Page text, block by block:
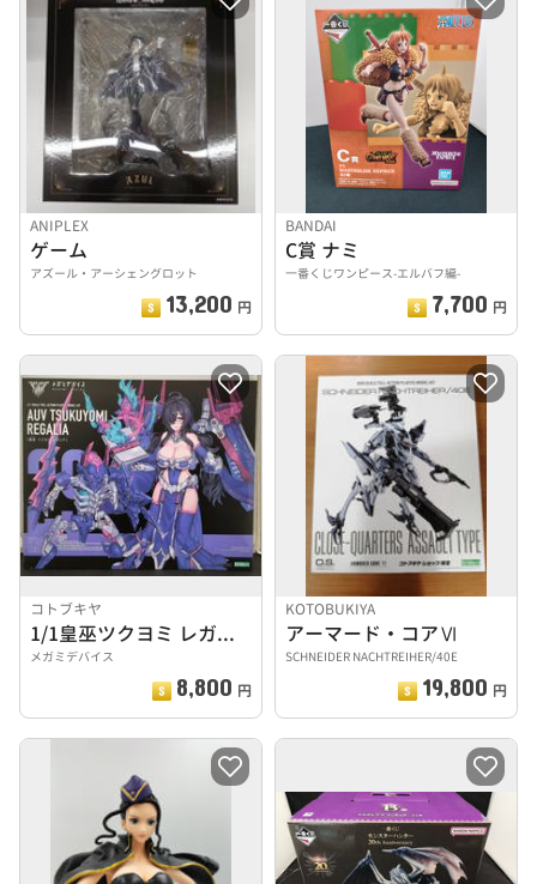
ANIPLEX
ゲーム
アズール・アーシェングロット
13,200 円
BANDAI
C賞 ナミ
一番くじワンピース-エルバフ編-
7,700 円
コトブキヤ
1/1皇巫ツクヨミ レガリア
メガミデバイス
8,800 円
KOTOBUKIYA
アーマード・コアⅥ
SCHNEIDER NACHTREIHER/40E
19,800 円